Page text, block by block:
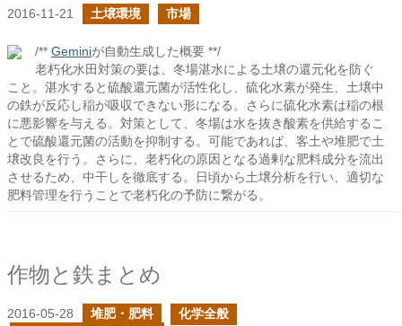
2016-11-21 土壌環境 市場
/** Geminiが自動生成した概要 **/
老朽化水田対策の要は、冬場湛水による土壌の還元化を防ぐ
こと。湛水すると硫酸還元菌が活性化し、硫化水素が発生、土壌中
の鉄が反応し稲が吸収できない形になる。さらに硫化水素は稲の根
に悪影響を与える。対策として、冬場は水を抜き酸素を供給するこ
とで硫酸還元菌の活動を抑制する。可能であれば、客土や堆肥で土
壌改良を行う。さらに、老朽化の原因となる過剰な肥料成分を流出
させるため、中干しを徹底する。日頃から土壌分析を行い、適切な
肥料管理を行うことで老朽化の予防に繋がる。
作物と鉄まとめ
2016-05-28 堆肥・肥料
化学全般